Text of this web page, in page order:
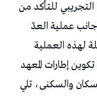
العد التجريبي للتأكد من
جانب عملية العدّ
لهذه العملية
الضخمة سيتم بداية من شهر أكتوبر 2024 تكوين إطارات المعهد
والسكنى، تلي